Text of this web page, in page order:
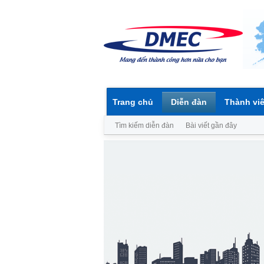
Trang chủ Diễn đàn
Tìm kiếm diễn đàn Bài viết gần đây
Thành